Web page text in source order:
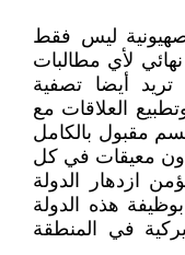
ليس فقط
لأي مطالبات
أيضا تصفية
العلاقات مع
مقبول بالكامل
معيقات في كل
ازدهار الدولة
هذه الدولة
في المنطقة